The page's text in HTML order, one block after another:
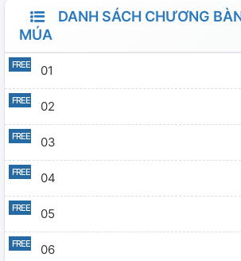
DANH SÁCH CHƯƠNG
MÚA
01
02
03
04
05
06